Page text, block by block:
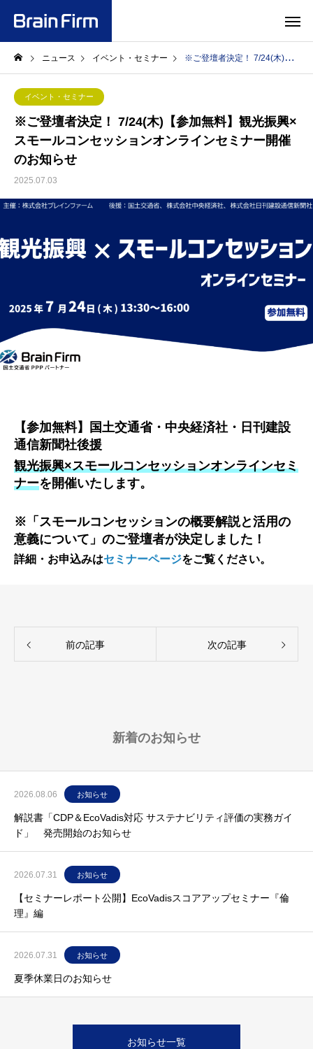
ニュース イベント・セミナー ※ご登壇者決定！ 7/24(木)【参加無料】観光振興×スモールコンセッションオンラインセミナー開催のお知らせ
イベント・セミナー
※ご登壇者決定！ 7/24(木)【参加無料】観光振興×
スモールコンセッションオンラインセミナー開催
のお知らせ
2025.07.03
【参加無料】国土交通省・中央経済社・日刊建設
通信新聞社後援
観光振興×スモールコンセッションオンラインセミ
ナーを開催いたします。
※「スモールコンセッションの概要解説と活用の
意義について」のご登壇者が決定しました！
詳細・お申込みはセミナーページをご覧ください。
前の記事 次の記事
新着のお知らせ
2026.08.06 お知らせ
解説書「CDP＆EcoVadis対応 サステナビリティ評価の実務ガイ
ド」 発売開始のお知らせ
2026.07.31 お知らせ
【セミナーレポート公開】EcoVadisスコアアップセミナー『倫
理』編
2026.07.31 お知らせ
夏季休業日のお知らせ
お知らせ一覧